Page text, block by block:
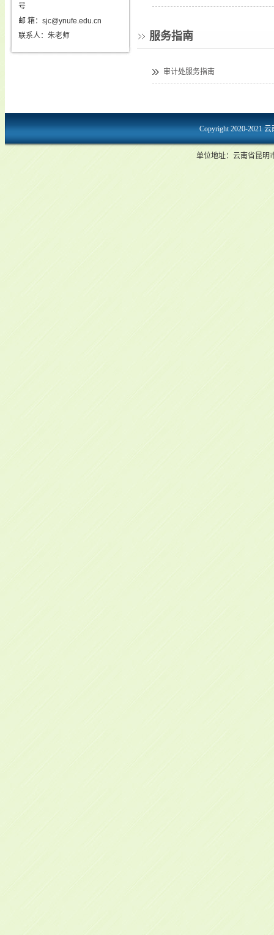
号
邮 箱：sjc@ynufe.edu.cn
联系人：朱老师
服务指南
审计处服务指南
Copyright 2020-2021 云
单位地址：云南省昆明